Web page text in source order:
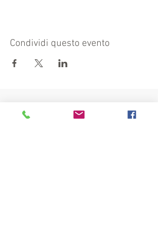
Condividi questo evento